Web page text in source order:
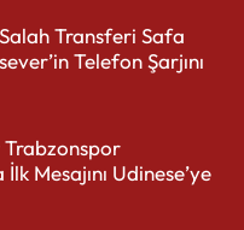
Transferi Safa
Telefon Şarjını
Mesajını Udinese’ye